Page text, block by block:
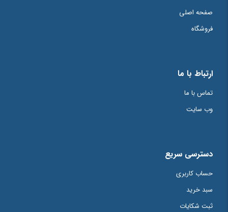
صفحه اصلی
فروشگاه
ارتباط با ما
تماس با ما
وب سایت
دسترسی سریع
حساب کاربری
سبد خرید
ثبت شکایات